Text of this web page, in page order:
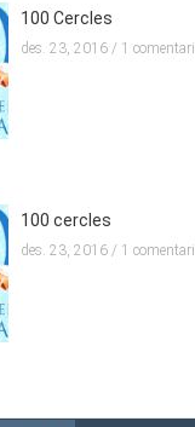
100 Cercles
des. 23, 2016 / 1 comentari
100 cercles
des. 23, 2016 / 1 comentari